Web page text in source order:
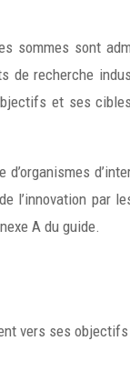
sommes sont
de recherche
et ses
l’innovation par
A du guide.
vers ses